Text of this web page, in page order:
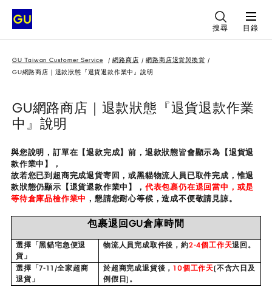
搜尋 目錄
GU Taiwan Customer Service 網路商店
網路商店退貨與換貨
GU網路商店｜退款狀態『退貨退款作業中』說明
GU網路商店｜退款狀態『退貨退款作業
中』說明
與您說明，訂單在【退款完成】前，退款狀態皆會顯示為【退貨退
款作業中】，
故若您已到超商完成退貨寄回，或黑貓物流人員已取件完成，惟退
款狀態仍顯示【退貨退款作業中】， 代表包裹仍在退回當中，或是
等待倉庫品檢作業中 ， 懇請您耐心等候，造成不便敬請見諒。
包裹退回GU倉庫時間
選擇「黑貓宅急便退
貨」
物流人員完成取件後，約2-4個工作天退回。
選擇「7-11/全家超商
退貨」
於超商完成退貨後，10個工作天(不含六日及
例假日)。